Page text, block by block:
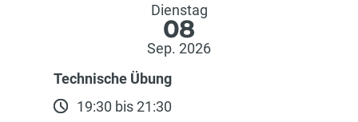
Dienstag
08
Sep. 2026
Technische Übung
19:30 bis 21:30